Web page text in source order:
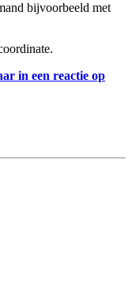
bijvoorbeeld met
in een reactie op